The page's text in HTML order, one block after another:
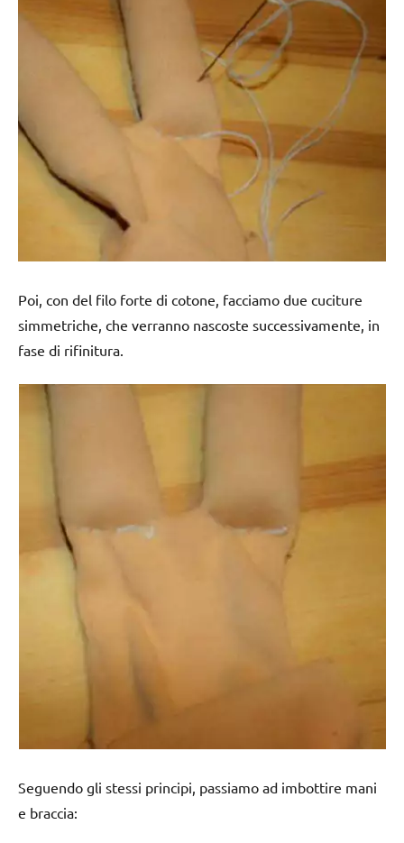
Poi, con del filo forte di cotone, facciamo due cuciture
simmetriche, che verranno nascoste successivamente, in
fase di rifinitura.
Seguendo gli stessi principi, passiamo ad imbottire mani
e braccia: